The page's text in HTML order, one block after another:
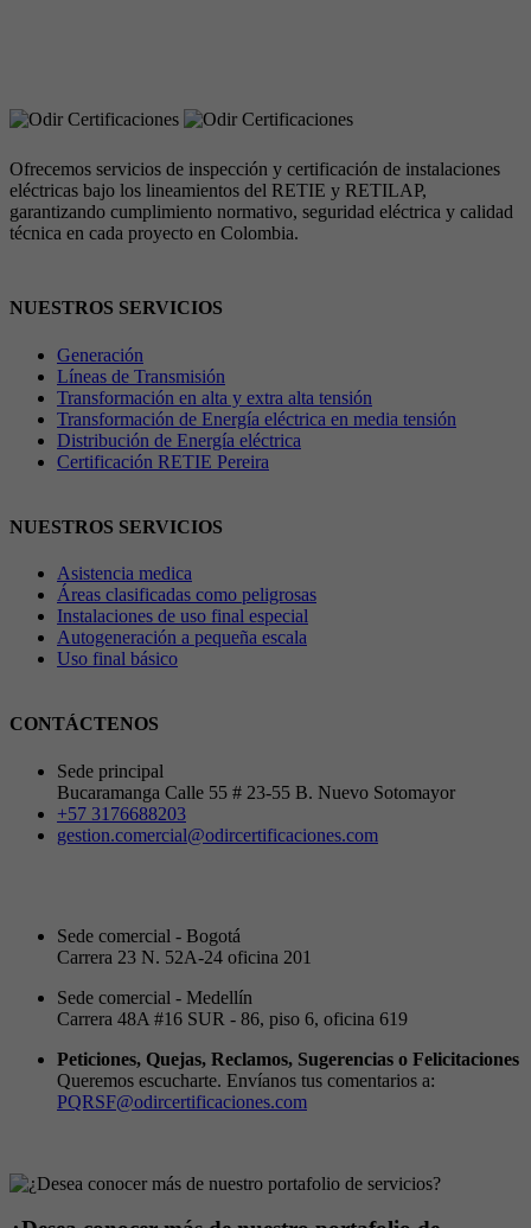
Ofrecemos servicios de inspección y certificación de instalaciones
eléctricas bajo los lineamientos del RETIE y RETILAP,
garantizando cumplimiento normativo, seguridad eléctrica y calidad
técnica en cada proyecto en Colombia.
NUESTROS SERVICIOS
Generación
Líneas de Transmisión
Transformación en alta y extra alta tensión
Transformación de Energía eléctrica en media tensión
Distribución de Energía eléctrica
Certificación RETIE Pereira
NUESTROS SERVICIOS
Asistencia medica
Áreas clasificadas como peligrosas
Instalaciones de uso final especial
Autogeneración a pequeña escala
Uso final básico
CONTÁCTENOS
Sede principal
Bucaramanga Calle 55 # 23-55 B. Nuevo Sotomayor
+57 3176688203
gestion.comercial@odircertificaciones.com
Sede comercial - Bogotá
Carrera 23 N. 52A-24 oficina 201
Sede comercial - Medellín
Carrera 48A #16 SUR - 86, piso 6, oficina 619
Peticiones, Quejas, Reclamos, Sugerencias o Felicitaciones
Queremos escucharte. Envíanos tus comentarios a:
PQRSF@odircertificaciones.com